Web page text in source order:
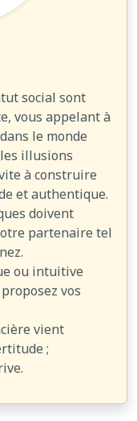
social sont
vous appelant à
le monde
illusions
à construire
et authentique.
doivent
partenaire tel
ou intuitive
vos
vient
;